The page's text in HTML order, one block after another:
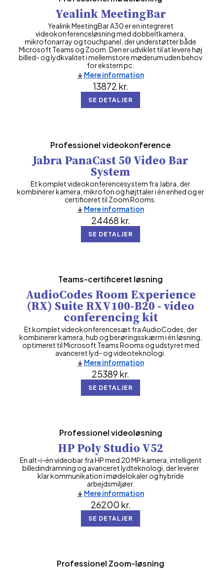
Yealink MeetingBar
Yealink MeetingBar A30 er en integreret
videokonferenceløsning med dobbeltkamera,
mikrofonarray og touchpanel, der understøtter både
Microsoft Teams og Zoom. Den er udviklet til at levere høj
billed- og lydkvalitet i mellemstore møderum uden behov
for ekstern pc.
13872 kr.
SE DETALJER
Mere information
Professionel videokonference
Jabra PanaCast 50 Video Bar
System
Et komplet videokonferencesystem fra Jabra, der
kombinerer kamera, mikrofon og højttaler i én enhed og er
certificeret til Zoom Rooms.
24468 kr.
SE DETALJER
Mere information
Teams-certificeret løsning
AudioCodes Room Experience
(RX) Suite RXV100-B20 - video
conferencing kit
Et komplet videokonferencesæt fra AudioCodes, der
kombinerer kamera, hub og berøringsskærm i én løsning,
optimeret til Microsoft Teams Rooms og udstyret med
avanceret lyd- og videoteknologi.
25389 kr.
SE DETALJER
Mere information
Professionel videoløsning
HP Poly Studio V52
En alt-i-én videobar fra HP med 20 MP kamera, intelligent
billedindramning og avanceret lydteknologi, der leverer
klar kommunikation i mødelokaler og hybride
arbejdsmiljøer.
26200 kr.
SE DETALJER
Mere information
Professionel Zoom-løsning